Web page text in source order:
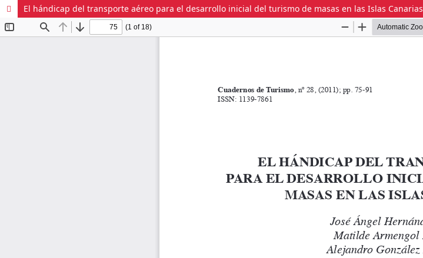
El hándicap del transporte aéreo para el desarrollo inicial del turismo de masas en las Islas Canarias